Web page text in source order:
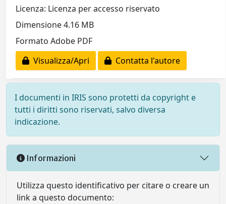
Licenza: Licenza per accesso riservato
Dimensione 4.16 MB
Formato Adobe PDF
Visualizza/Apri
Contatta l'autore
I documenti in IRIS sono protetti da copyright e
tutti i diritti sono riservati, salvo diversa
indicazione.
Informazioni
Utilizza questo identificativo per citare o creare un
link a questo documento: